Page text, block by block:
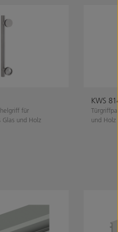
für
Glas und Holz
KWS
und Holz